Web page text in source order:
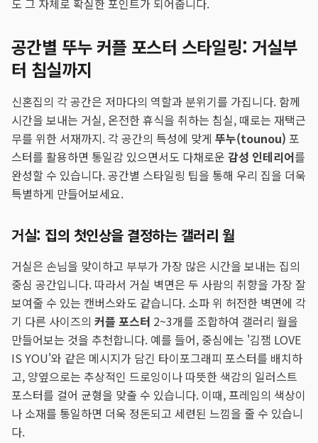
도 그 자체로 확실한 포인트가 되어줍니다.
공간별 뚜누 커플 포스터 스타일링: 거실부
터 침실까지
신혼집의 각 공간은 저마다의 역할과 분위기를 가집니다. 함께
시간을 보내는 거실, 온전한 휴식을 취하는 침실, 때로는 재택근
무를 위한 서재까지. 각 공간의 특성에 맞게 뚜누(tounou) 포
스터를 활용하면 통일감 있으면서도 다채로운 감성 인테리어를
완성할 수 있습니다. 공간별 스타일링 팁을 통해 우리 집을 더욱
특별하게 만들어보세요.
거실: 집의 첫인상을 결정하는 갤러리 월
거실은 손님을 맞이하고 부부가 가장 많은 시간을 보내는 집의
중심 공간입니다. 따라서 거실 벽면은 두 사람의 취향을 가장 잘
보여줄 수 있는 캔버스와도 같습니다. 소파 위 허전한 벽면에 각
기 다른 사이즈의 커플 포스터 2~3개를 조합하여 갤러리 월을
만들어보는 것을 추천합니다. 예를 들어, 중심에는 '김잼 LOVE
IS YOU'와 같은 메시지가 담긴 타이포그래피 포스터를 배치하
고, 양옆으로는 추상적인 드로잉이나 따뜻한 색감의 일러스트
포스터를 걸어 균형을 맞출 수 있습니다. 이때, 프레임의 색상이
나 소재를 통일하면 더욱 정돈되고 세련된 느낌을 줄 수 있습니
다.